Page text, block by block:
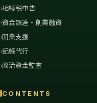
相続税申告
資金調達・創業融資
開業支援
記帳代行
政治資金監査
CONTENTS